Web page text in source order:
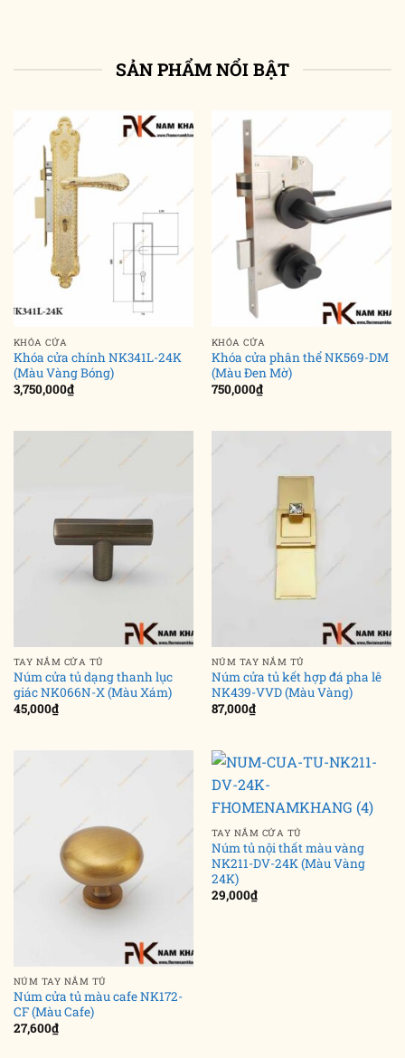
SẢN PHẨM NỔI BẬT
KHÓA CỬA
Khóa cửa chính NK341L-24K
(Màu Vàng Bóng)
3,750,000₫
KHÓA CỬA
Khóa cửa phân thể NK569-DM
(Màu Đen Mờ)
750,000₫
TAY NẮM CỬA TỦ
Núm cửa tủ dạng thanh lục
giác NK066N-X (Màu Xám)
45,000₫
NÚM TAY NẮM TỦ
Núm cửa tủ kết hợp đá pha lê
NK439-VVD (Màu Vàng)
87,000₫
NÚM TAY NẮM TỦ
Núm cửa tủ màu cafe NK172-
CF (Màu Cafe)
27,600₫
TAY NẮM CỬA TỦ
Núm tủ nội thất màu vàng
NK211-DV-24K (Màu Vàng
24K)
29,000₫